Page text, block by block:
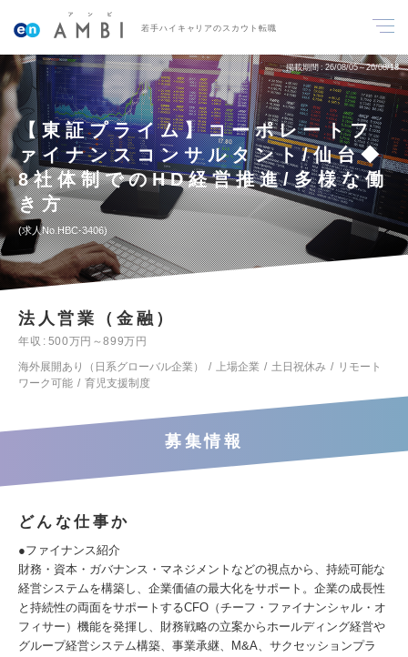
若手ハイキャリアのスカウト転職
掲載期間 26/08/05～26/08/18
【東証プライム】コーポレートフ
ァイナンスコンサルタント/仙台◆
8社体制でのHD経営推進/多様な働
き方
求人No.HBC-3406
法人営業（金融）
年収
500万円～899万円
海外展開あり（日系グローバル企業）
上場企業 土日祝休み
リモート
ワーク可能
育児支援制度
募集情報
どんな仕事か
●ファイナンス紹介
財務・資本・ガバナンス・マネジメントなどの視点から、持続可能な
経営システムを構築し、企業価値の最大化をサポート。企業の成長性
と持続性の両面をサポートするCFO（チーフ・ファイナンシャル・オ
フィサー）機能を発揮し、財務戦略の立案からホールディング経営や
グループ経営システム構築、事業承継、M&A、サクセッションプラ